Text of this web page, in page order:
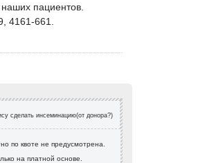
пациентов.
4161-661.
сделать инсеминацию(от донора?)
по квоте не предусмотрена.
на платной основе.